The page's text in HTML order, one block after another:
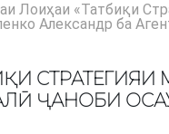
Лоиҳаи «Татбиқи
Александр ба
ҶАНОБИ